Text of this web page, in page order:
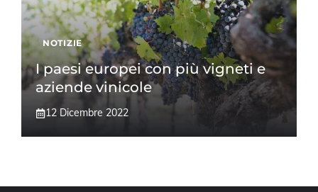
NOTIZIE
I paesi europei con più vigneti e
aziende vinicole
12 Dicembre 2022